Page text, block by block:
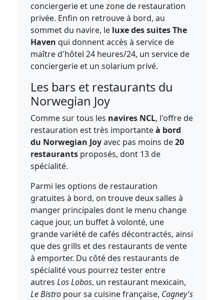
conciergerie et une zone de restauration
privée. Enfin on retrouve à bord, au
sommet du navire, le luxe des suites The
Haven qui donnent accès à service de
maître d'hôtel 24 heures/24, un service de
conciergerie et un solarium privé.
Les bars et restaurants du
Norwegian Joy
Comme sur tous les navires NCL, l'offre de
restauration est très importanteà bord
du Norwegian Joyavec pas moins de20
restaurants proposés, dont 13 de
spécialité.
Parmi les options de restauration
gratuites à bord, on trouve deux salles à
manger principales dont le menu change
caque jour, un buffet à volonté, une
grande variété de cafés décontractés, ainsi
que des grills et des restaurants de vente
à emporter. Du côté des restaurants de
spécialité vous pourrez tester entre
autresLos Lobos, un restaurant mexicain,
Le Bistro pour sa cuisine française, Cagney's